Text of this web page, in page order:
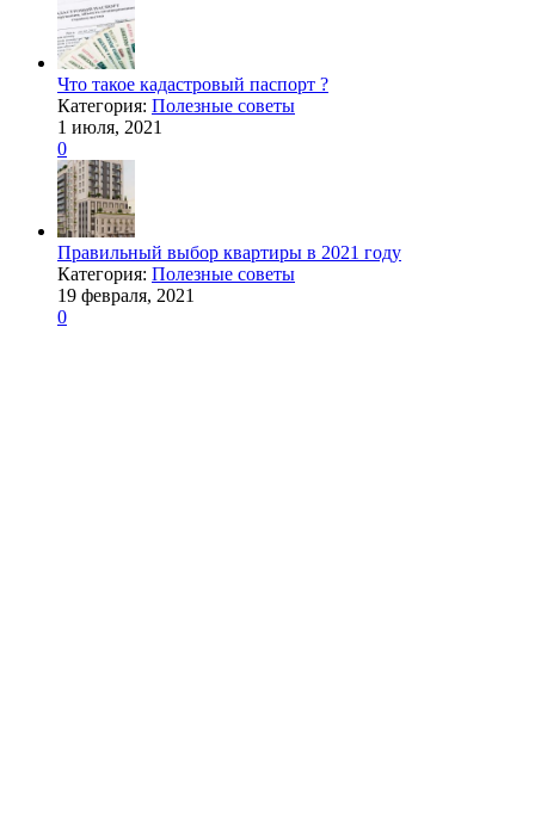
Что такое кадастровый паспорт ?
Категория: Полезные советы
1 июля, 2021
0
Правильный выбор квартиры в 2021 году
Категория: Полезные советы
19 февраля, 2021
0